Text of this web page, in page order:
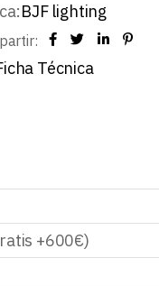
BJF lighting
Técnica
+600€)